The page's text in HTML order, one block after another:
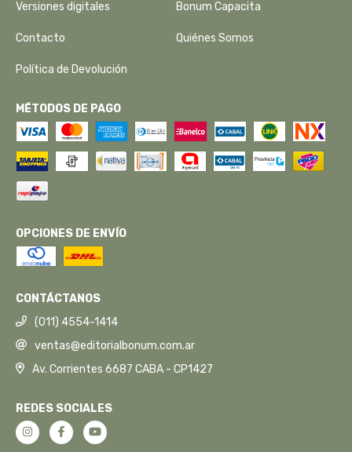
Versiones digitales Bonum Capacita
Contacto Quiénes Somos
Política de Devolución
MÉTODOS DE PAGO
OPCIONES DE ENVÍO
CONTÁCTANOS
(011) 4554-1414
ventas@editorialbonum.com.ar
Av. Corrientes 6687 CABA - CP1427
REDES SOCIALES